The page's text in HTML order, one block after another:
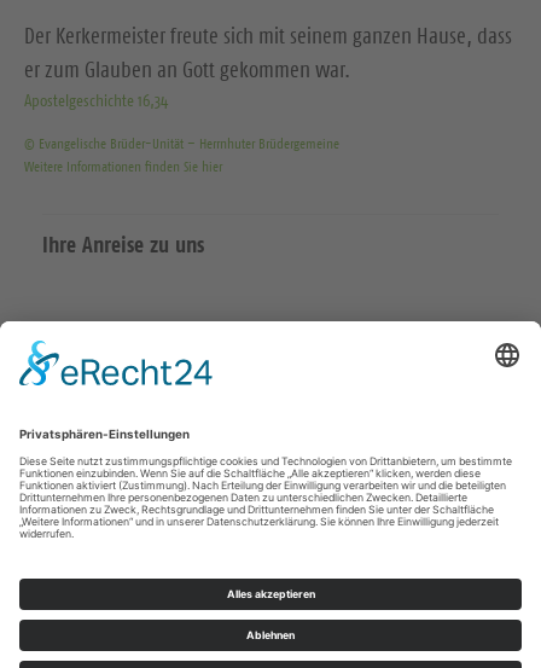
Der Kerkermeister freute sich mit seinem ganzen Hause, dass
er zum Glauben an Gott gekommen war.
Apostelgeschichte 16,34
© Evangelische Brüder-Unität – Herrnhuter Brüdergemeine
Weitere Informationen finden Sie hier
Ihre Anreise zu uns
Datenschutzerklärung Impressum Meißen Großenhain